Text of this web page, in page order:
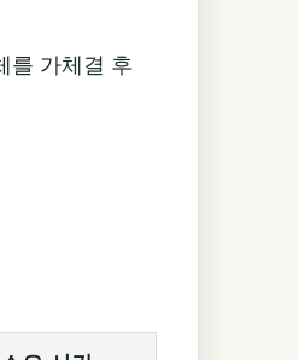
를 가체결 후